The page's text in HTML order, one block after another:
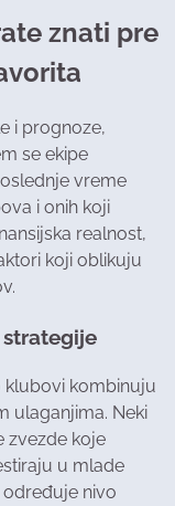
znati pre
i prognoze,
se ekipe
vreme
i onih koji
realnost,
koji oblikuju
strategije
klubovi kombinuju
ulaganjima. Neki
zvezde koje
u mlade
određuje nivo